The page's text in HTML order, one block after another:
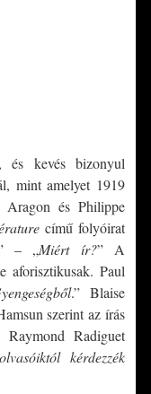
és kevés bizonyul
mint amelyet 1919
Aragon és Philippe
című folyóirat
– „Miért ír?” A
aforisztikusak. Paul
.” Blaise
szerint az írás
Raymond Radiguet
kérdezzék